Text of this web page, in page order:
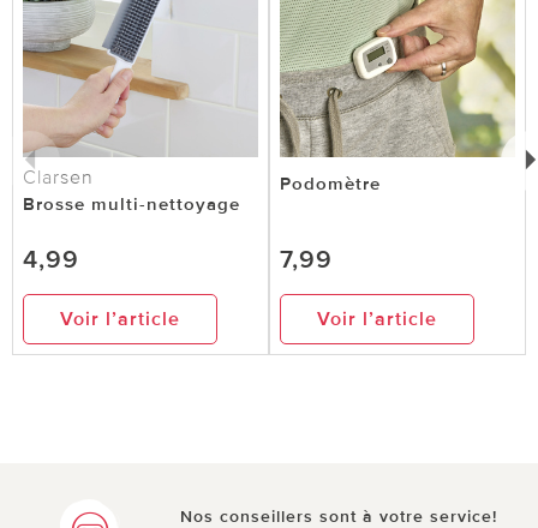
Clarsen
Brosse multi-nettoyage
4,99
Voir l’article
Podomètre
7,99
Voir l’article
Nos conseillers sont à votre service!